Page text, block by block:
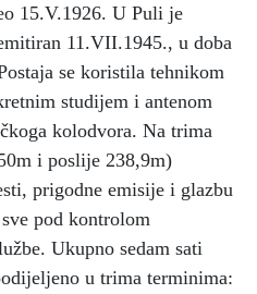
15.V.1926. U Puli je
11.VII.1945., u doba
se koristila tehnikom
studijem i antenom
kolodvora. Na trima
i poslije 238,9m)
prigodne emisije i glazbu
pod kontrolom
Ukupno sedam sati
u trima terminima: